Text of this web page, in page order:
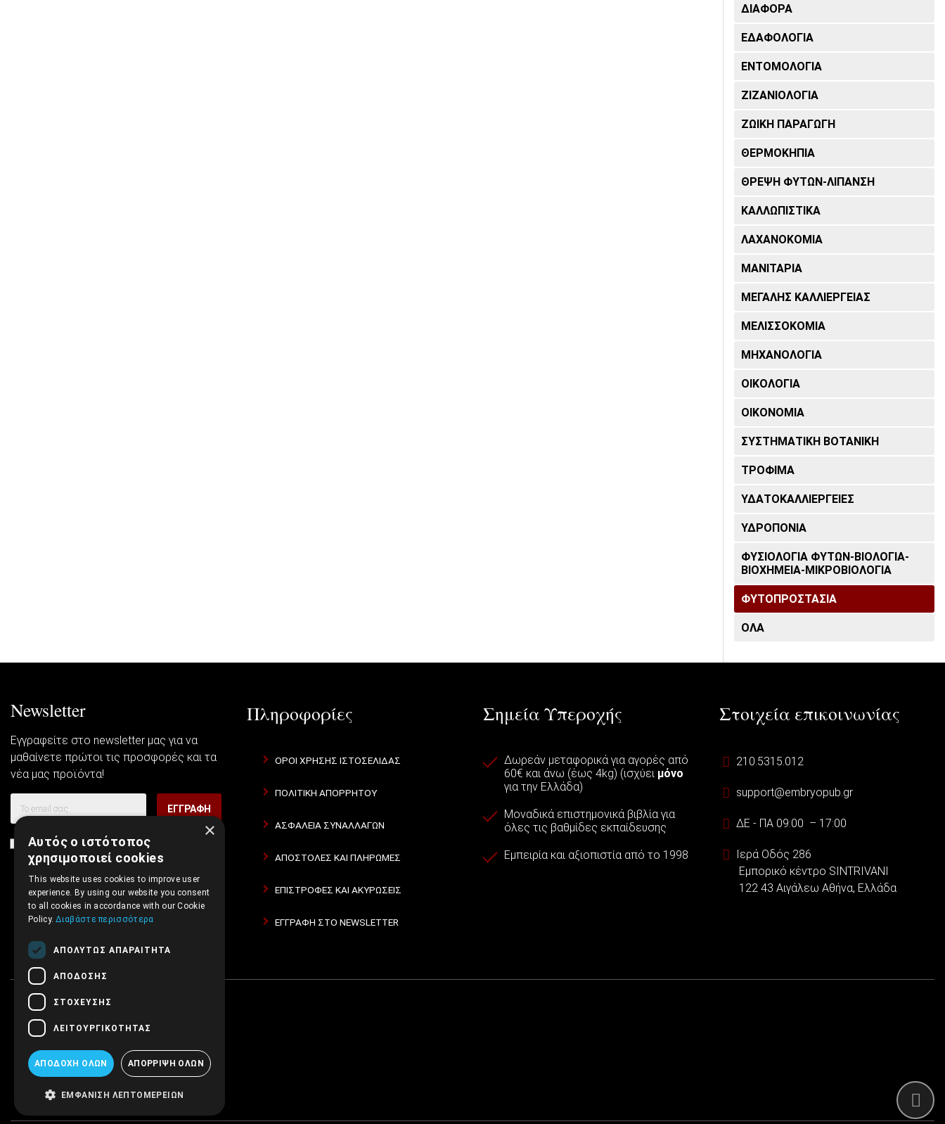
ΔΙΑΦΟΡΑ
ΕΔΑΦΟΛΟΓΙΑ
ΕΝΤΟΜΟΛΟΓΙΑ
ΖΙΖΑΝΙΟΛΟΓΙΑ
ΖΩΙΚΗ ΠΑΡΑΓΩΓΗ
ΘΕΡΜΟΚΗΠΙΑ
ΘΡΕΨΗ ΦΥΤΩΝ-ΛΙΠΑΝΣΗ
ΚΑΛΛΩΠΙΣΤΙΚΑ
ΛΑΧΑΝΟΚΟΜΙΑ
ΜΑΝΙΤΑΡΙΑ
ΜΕΓΑΛΗΣ ΚΑΛΛΙΕΡΓΕΙΑΣ
ΜΕΛΙΣΣΟΚΟΜΙΑ
ΜΗΧΑΝΟΛΟΓΙΑ
ΟΙΚΟΛΟΓΙΑ
ΟΙΚΟΝΟΜΙΑ
ΣΥΣΤΗΜΑΤΙΚΗ ΒΟΤΑΝΙΚΗ
ΤΡΟΦΙΜΑ
ΥΔΑΤΟΚΑΛΛΙΕΡΓΕΙΕΣ
ΥΔΡΟΠΟΝΙΑ
ΦΥΣΙΟΛΟΓΙΑ ΦΥΤΩΝ-ΒΙΟΛΟΓΙΑ-
ΒΙΟΧΗΜΕΙΑ-ΜΙΚΡΟΒΙΟΛΟΓΙΑ
ΦΥΤΟΠΡΟΣΤΑΣΙΑ
ΟΛΑ
Newsletter
Εγγραφείτε στο newsletter μας για να
μαθαίνετε πρώτοι τις προσφορές και τα
νέα μας προϊόντα!
ΕΓΓΡΑΦΗ
Συμφωνώ με τουςΌροι Χρήσης Ιστοσελίδας
Πολιτική Απορρήτου
Πληροφορίες
ΟΡΟΙ ΧΡΗΣΗΣ ΙΣΤΟΣΕΛΙΔΑΣ
ΠΟΛΙΤΙΚΗ ΑΠΟΡΡΗΤΟΥ
ΑΣΦΑΛΕΙΑ ΣΥΝΑΛΛΑΓΩΝ
ΑΠΟΣΤΟΛΕΣ ΚΑΙ ΠΛΗΡΩΜΕΣ
ΕΠΙΣΤΡΟΦΕΣ ΚΑΙ ΑΚΥΡΩΣΕΙΣ
ΕΓΓΡΑΦΗ ΣΤΟ NEWSLETTER
Σημεία Υπεροχής
Δωρεάν μεταφορικά για αγορές από
60€ και άνω (έως 4kg) (ισχύει μόνο
για την Ελλάδα)
Μοναδικά επιστημονικά βιβλία για
όλες τις βαθμίδες εκπαίδευσης
Εμπειρία και αξιοπιστία από το 1998
Στοιχεία επικοινωνίας
210.5315.012
support@embryopub.gr
ΔΕ - ΠΑ 09:00 – 17:00
Ιερά Οδός 286
Εμπορικό κέντρο SINTRIVANI
122 43 Αιγάλεω Αθήνα, Ελλάδα
×
Αυτός ο ιστότοπος
χρησιμοποιεί cookies
This website uses cookies to improve user
experience. By using our website you consent
to all cookies in accordance with our Cookie
Policy.Διαβάστε περισσότερα
ΑΠΟΛΥΤΩΣ ΑΠΑΡΑΙΤΗΤΑ
ΑΠΟΔΟΣΗΣ
ΣΤΟΧΕΥΣΗΣ
ΛΕΙΤΟΥΡΓΙΚΟΤΗΤΑΣ
ΑΠΟΔΟΧΗ ΟΛΩΝ ΑΠΟΡΡΙΨΗ ΟΛΩΝ
ΕΜΦΑΝΙΣΗ ΛΕΠΤΟΜΕΡΕΙΩΝ